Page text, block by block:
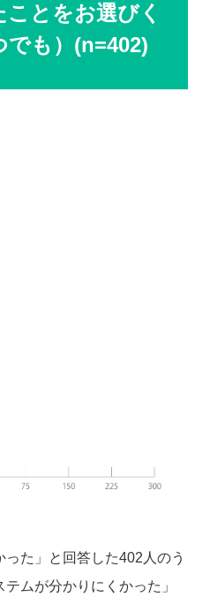
とをお選びく
でも）(n=402)
た」と回答した402人のう
ムが分かりにくかった」